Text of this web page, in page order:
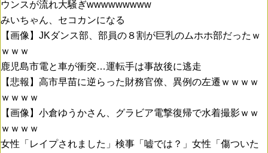
ウンスが流れ大騒ぎwwwwwwwww
みいちゃん、セコカンになる
【画像】JKダンス部、部員の８割が巨乳のムホホ部だったｗ
ｗｗｗ
鹿児島市電と車が衝突…運転手は事故後に逃走
【悲報】高市早苗に逆らった財務官僚、異例の左遷ｗｗｗｗ
ｗｗｗｗ
【画像】小倉ゆうかさん、グラビア電撃復帰で水着撮影ｗｗ
ｗｗｗｗ
女性「レイプされました」検事「嘘では？」女性「傷ついた